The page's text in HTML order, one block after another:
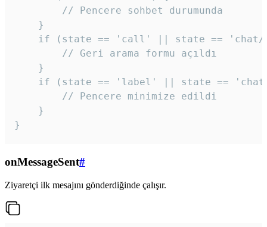
        // Pencere sohbet durumunda
    }
if (state == 'call' || state ==
        // Geri arama formu açıldı
    }
if (state == 'label' || state ==
        // Pencere minimize edildi
    }
}
onMessageSent#
Ziyaretçi ilk mesajını gönderdiğinde çalışır.